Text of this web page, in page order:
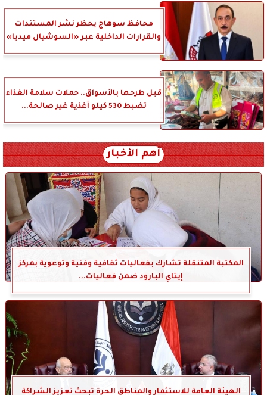
محافظ سوهاج يحظر نشر المستندات
والقرارات الداخلية عبر «السوشيال ميديا»
قبل طرحها بالأسواق.. حملات سلامة الغذاء
تضبط 530 كيلو أغذية غير صالحة...
أهم الأخبار
المكتبة المتنقلة تشارك بفعاليات ثقافية وفنية وتوعوية بمركز
إيتاي البارود ضمن فعاليات...
الهيئة العامة للاستثمار والمناطق الحرة تبحث تعزيز الشراكة